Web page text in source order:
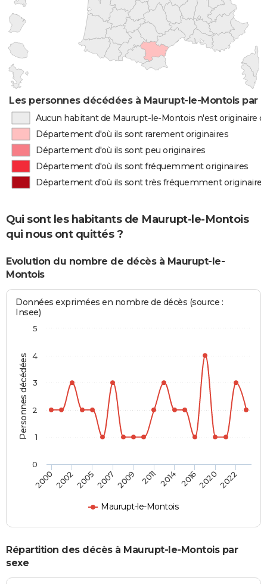
Les personnes décédées à Maurupt-le-Montois par
Aucun habitant de Maurupt-le-Montois n'est originaire
Département d'où ils sont rarement originaires
Département d'où ils sont peu originaires
Département d'où ils sont fréquemment originaires
Département d'où ils sont très fréquemment originaires
Qui sont les habitants de Maurupt-le-Montois
qui nous ont quittés ?
Evolution du nombre de décès à Maurupt-le-
Montois
Personnes décédées
Données exprimées en nombre de décès (source :
Insee)
Maurupt-le-Montois
20002002200520072009 2011 2014 201620202022
0
1
2
3
4
5
Répartition des décès à Maurupt-le-Montois par
sexe